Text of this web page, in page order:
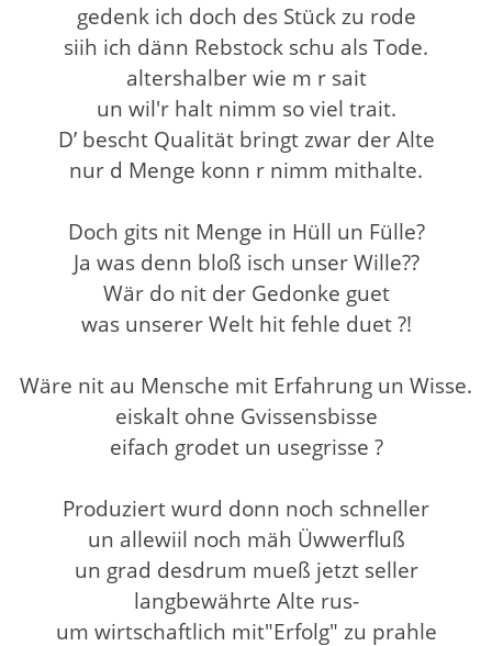
gedenk ich doch des Stück zu rode
siih ich dänn Rebstock schu als Tode.
altershalber wie m r sait
un wil'r halt nimm so viel trait.
D’ bescht Qualität bringt zwar der Alte
nur d Menge konn r nimm mithalte.
Doch gits nit Menge in Hüll un Fülle?
Ja was denn bloß isch unser Wille??
Wär do nit der Gedonke guet
was unserer Welt hit fehle duet ?!
Wäre nit au Mensche mit Erfahrung un Wisse.
eiskalt ohne Gvissensbisse
eifach grodet un usegrisse ?
Produziert wurd donn noch schneller
un allewiil noch mäh Üwwerfluß
un grad desdrum mueß jetzt seller
langbewährte Alte rus-
um wirtschaftlich mit"Erfolg" zu prahle